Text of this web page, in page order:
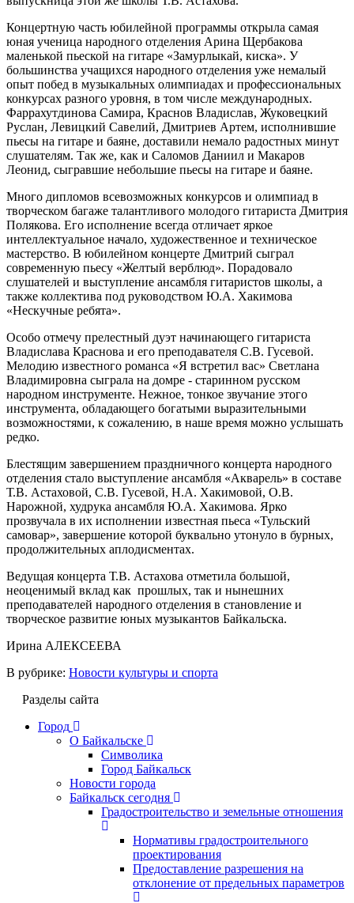
Концертную часть юбилейной программы открыла самая
юная ученица народного отделения Арина Щербакова
маленькой пьеской на гитаре «Замурлыкай, киска». У
большинства учащихся народного отделения уже немалый
опыт побед в музыкальных олимпиадах и профессиональных
конкурсах разного уровня, в том числе международных.
Фаррахутдинова Самира, Краснов Владислав, Жуковецкий
Руслан, Левицкий Савелий, Дмитриев Артем, исполнившие
пьесы на гитаре и баяне, доставили немало радостных минут
слушателям. Так же, как и Саломов Даниил и Макаров
Леонид, сыгравшие небольшие пьесы на гитаре и баяне.
Много дипломов всевозможных конкурсов и олимпиад в
творческом багаже талантливого молодого гитариста Дмитрия
Полякова. Его исполнение всегда отличает яркое
интеллектуальное начало, художественное и техническое
мастерство. В юбилейном концерте Дмитрий сыграл
современную пьесу «Желтый верблюд». Порадовало
слушателей и выступление ансамбля гитаристов школы, а
также коллектива под руководством Ю.А. Хакимова
«Нескучные ребята».
Особо отмечу прелестный дуэт начинающего гитариста
Владислава Краснова и его преподавателя С.В. Гусевой.
Мелодию известного романса «Я встретил вас» Светлана
Владимировна сыграла на домре - старинном русском
народном инструменте. Нежное, тонкое звучание этого
инструмента, обладающего богатыми выразительными
возможностями, к сожалению, в наше время можно услышать
редко.
Блестящим завершением праздничного концерта народного
отделения стало выступление ансамбля «Акварель» в составе
Т.В. Астаховой, С.В. Гусевой, Н.А. Хакимовой, О.В.
Нарожной, худрука ансамбля Ю.А. Хакимова. Ярко
прозвучала в их исполнении известная пьеса «Тульский
самовар», завершение которой буквально утонуло в бурных,
продолжительных аплодисментах.
Ведущая концерта Т.В. Астахова отметила большой,
неоценимый вклад как прошлых, так и нынешних
преподавателей народного отделения в становление и
творческое развитие юных музыкантов Байкальска.
Ирина АЛЕКСЕЕВА
В рубрике: Новости культуры и спорта
Разделы сайта
Город
О Байкальске
Символика
Город Байкальск
Новости города
Байкальск сегодня
Градостроительство и земельные отношения
Нормативы градостроительного
проектирования
Предоставление разрешения на
отклонение от предельных параметров